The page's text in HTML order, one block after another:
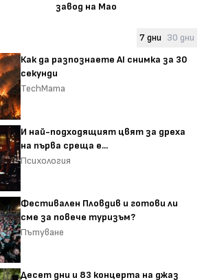
завод на Мао
7 дни 30 дни
Как да разпознаете AI снимка за 30
секунди
TechMama
И най-подходящият цвят за дреха
на първа среща е...
Психология
Фестивален Пловдив и готови ли
сме за повече туризъм?
Пътуване
Десет дни и 83 концерта на джаз